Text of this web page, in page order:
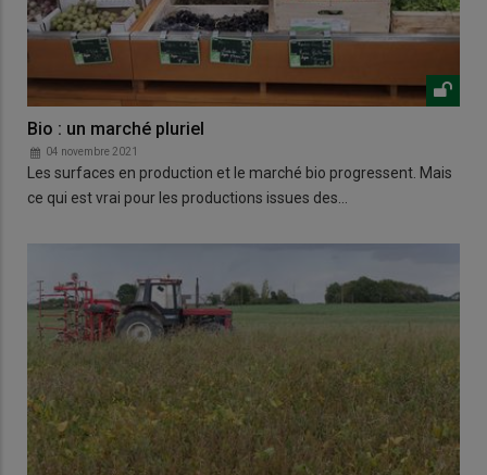
Bio : un marché pluriel
04 novembre 2021
Les surfaces en production et le marché bio progressent. Mais
ce qui est vrai pour les productions issues des…